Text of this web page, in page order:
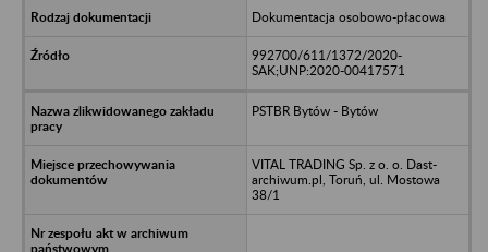
Dokumentacja osobowo-płacowa
992700/611/1372/2020-
SAK;UNP:2020-00417571
PSTBR Bytów - Bytów
VITAL TRADING Sp. z o. o. Dast-
archiwum.pl, Toruń, ul. Mostowa
38/1